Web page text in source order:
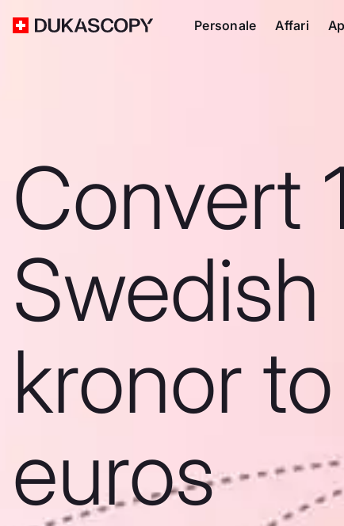
Personale Affari
Convert
Swedish
kronor to
euros